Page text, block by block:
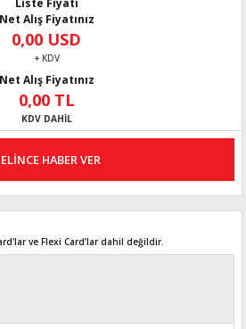
Liste Fiyatı
Net Alış Fiyatınız
0,00 USD
+ KDV
Net Alış Fiyatınız
0,00 TL
KDV DAHİL
HABER VER
ve Flexi Card’lar dahil değildir.